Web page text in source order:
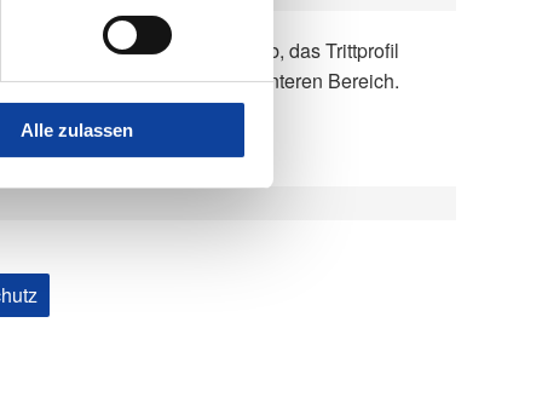
Alle zulassen
zusätzlich die Gaze im unteren Bereich.